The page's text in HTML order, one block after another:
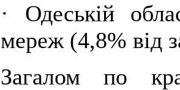
· Одеській
мереж (4,8% від
Загалом по